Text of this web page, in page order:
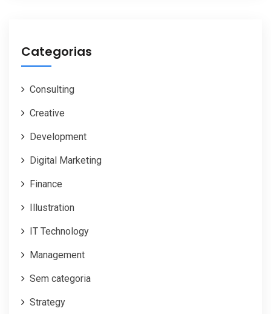
Categorias
Consulting
Creative
Development
Digital Marketing
Finance
Illustration
IT Technology
Management
Sem categoria
Strategy